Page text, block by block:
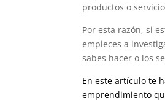
productos o
Por esta razón, si
empieces a
sabes hacer o los
En este artículo te
emprendimiento